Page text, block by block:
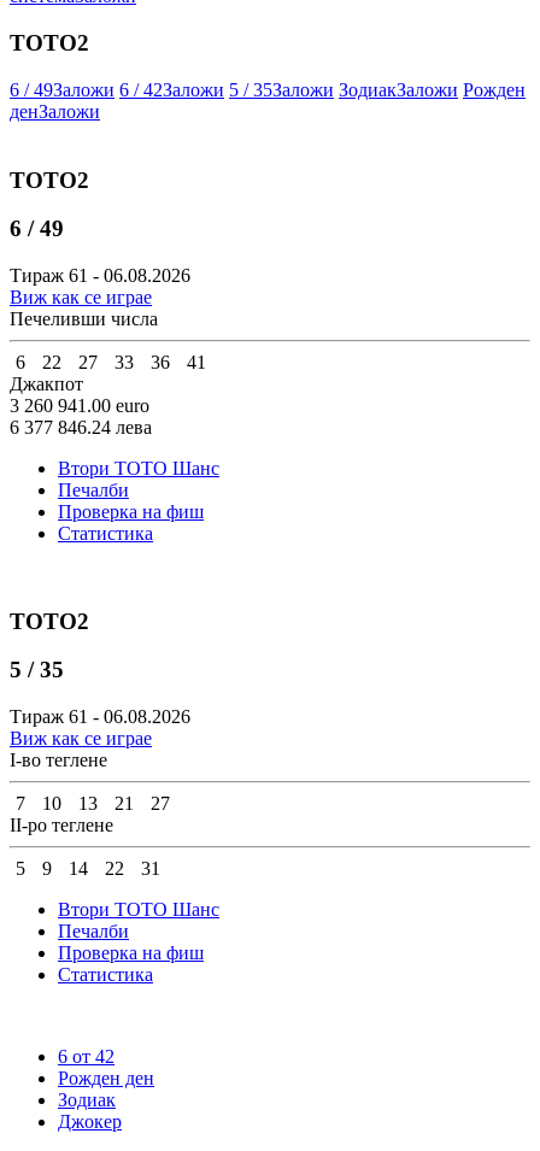
ТОТО2
6 / 49Заложи 6 / 42Заложи 5 / 35Заложи ЗодиакЗаложи Рожден
денЗаложи
ТОТО2
6 / 49
Тираж 61 - 06.08.2026
Виж как се играе
Печеливши числа
6 22 27 33 36
41
Джакпот
3 260 941.00 euro
6 377 846.24 лева
Втори ТОТО Шанс
Печалби
Проверка на фиш
Статистика
ТОТО2
5 / 35
Тираж 61 - 06.08.2026
Виж как се играе
I-во теглене
7 10 13 21
27
II-ро теглене
5 9 14 22
31
Втори ТОТО Шанс
Печалби
Проверка на фиш
Статистика
6 от 42
Рожден ден
Зодиак
Джокер